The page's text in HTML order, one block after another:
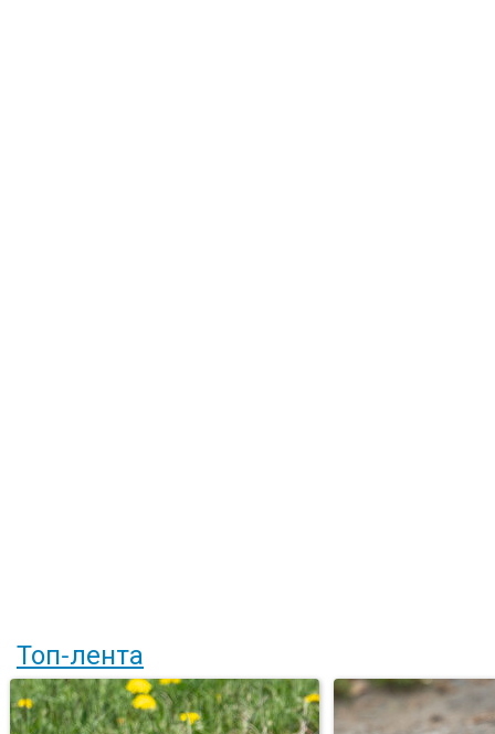
Топ-лента